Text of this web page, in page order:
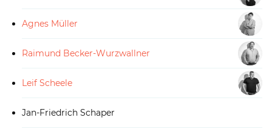
Agnes Müller
Raimund Becker-Wurzwallner
Leif Scheele
Jan-Friedrich Schaper